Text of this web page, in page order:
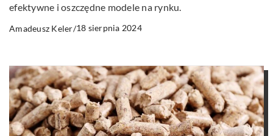
efektywne i oszczędne modele na rynku.
Amadeusz Keler/18 sierpnia 2024